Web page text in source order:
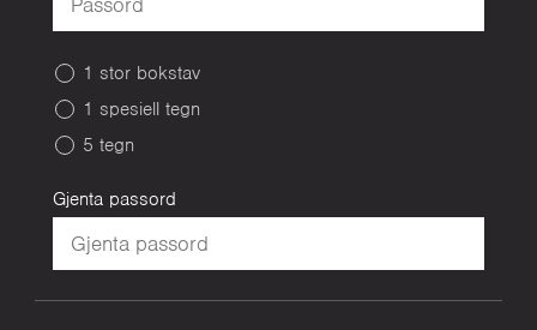
1 stor bokstav
1 spesiell tegn
5 tegn
Gjenta passord